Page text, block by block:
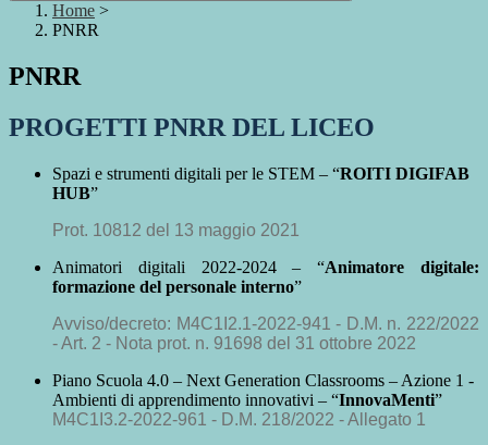
Home >
PNRR
PNRR
PROGETTI PNRR DEL LICEO
Spazi e strumenti digitali per le STEM – “ROITI DIGIFAB
HUB”
Prot. 10812 del 13 maggio 2021
Animatori digitali 2022-2024 – “Animatore digitale:
formazione del personale interno”
Avviso/decreto: M4C1I2.1-2022-941 - D.M. n. 222/2022
- Art. 2 - Nota prot. n. 91698 del 31 ottobre 2022
Piano Scuola 4.0 – Next Generation Classrooms – Azione 1 -
Ambienti di apprendimento innovativi – “InnovaMenti”
M4C1I3.2-2022-961 - D.M. 218/2022 - Allegato 1